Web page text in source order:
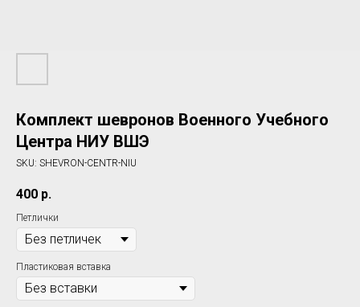
Комплект шевронов Военного Учебного
Центра НИУ ВШЭ
SKU: SHEVRON-CENTR-NIU
400 р.
Петлички
Пластиковая вставка